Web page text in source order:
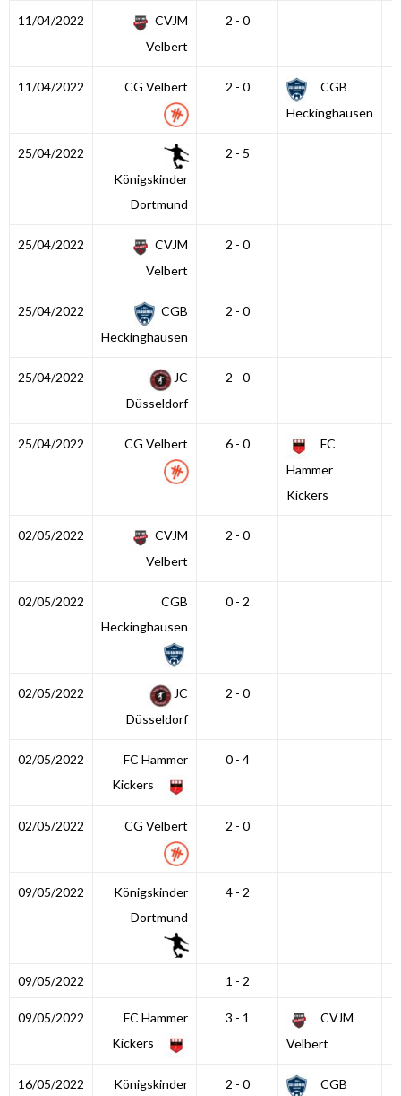
11/04/2022
CVJM
Velbert
2 - 0
11/04/2022 CG Velbert 2 - 0
CGB
Heckinghausen
25/04/2022
Königskinder
Dortmund
2 - 5
25/04/2022
CVJM
Velbert
2 - 0
25/04/2022
CGB
Heckinghausen
2 - 0
25/04/2022
JC
Düsseldorf
2 - 0
25/04/2022 CG Velbert 6 - 0
FC
Hammer
Kickers
02/05/2022
CVJM
Velbert
2 - 0
02/05/2022
CGB
Heckinghausen
0 - 2
02/05/2022
JC
Düsseldorf
2 - 0
02/05/2022
FC Hammer
Kickers
0 - 4
02/05/2022 CG Velbert 2 - 0
09/05/2022
Königskinder
Dortmund
4 - 2
09/05/2022 1 - 2
09/05/2022
FC Hammer
Kickers
3 - 1
CVJM
Velbert
16/05/2022
Königskinder
2 - 0
CGB